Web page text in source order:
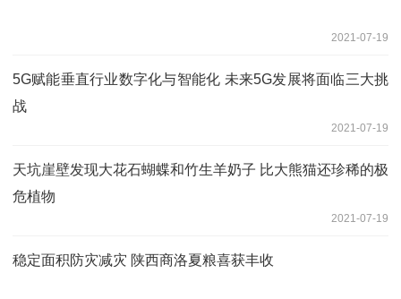
2021-07-19
5G赋能垂直行业数字化与智能化 未来5G发展将面临三大挑
战
2021-07-19
天坑崖壁发现大花石蝴蝶和竹生羊奶子 比大熊猫还珍稀的极
危植物
2021-07-19
稳定面积防灾减灾 陕西商洛夏粮喜获丰收